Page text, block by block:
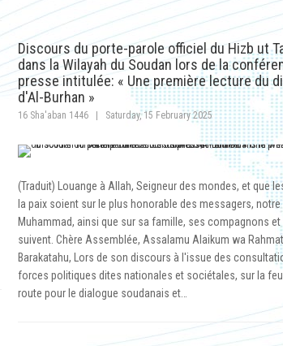
Discours du porte-parole officiel du Hizb ut
dans la Wilayah du Soudan lors de la
presse intitulée: « Une première lecture du
d'Al-Burhan »
16 Sha'aban 1446 Saturday, 15 February 2025
(Traduit) Louange à Allah, Seigneur des mondes, et que
la paix soient sur le plus honorable des messagers, notre
Muhammad, ainsi que sur sa famille, ses compagnons et
suivent. Chère Assemblée, Assalamu Alaikum wa
Barakatahu, Lors de son discours à l'issue des
forces politiques dites nationales et sociétales, sur la
route pour le dialogue soudanais et…